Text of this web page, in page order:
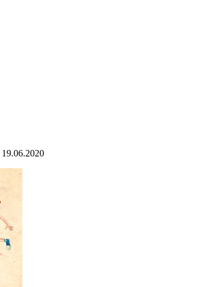
19.06.2020